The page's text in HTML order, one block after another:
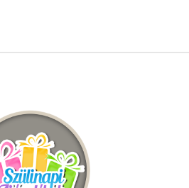
termékoldalon
választhatók
ki